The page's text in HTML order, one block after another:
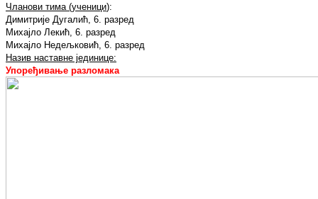
Чланови тима (ученици):
Димитрије Дугалић, 6. разред
Михајло Лекић, 6. разред
Михајло Недељковић, 6. разред
Назив наставне јединице:
Упоређивање разломака